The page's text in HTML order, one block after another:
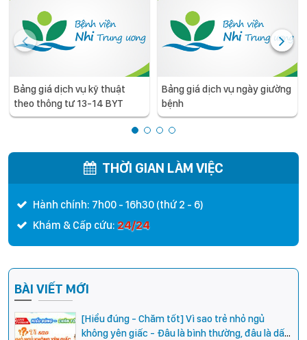
Bảng giá dịch vụ kỹ thuật
theo thông tư 13-14 BYT
Bảng giá dịch vụ ngày giường
bệnh
THỜI GIAN LÀM VIỆC
Hành chính: 7h00 - 16h30 (thứ 2 - 6)
Khám & Cấp cứu: 24/24
BÀI VIẾT MỚI
[Hiểu đúng - Chăm tốt] Vì sao trẻ nhỏ ngủ
không yên giấc - Đâu là bình thường, đâu là dấu